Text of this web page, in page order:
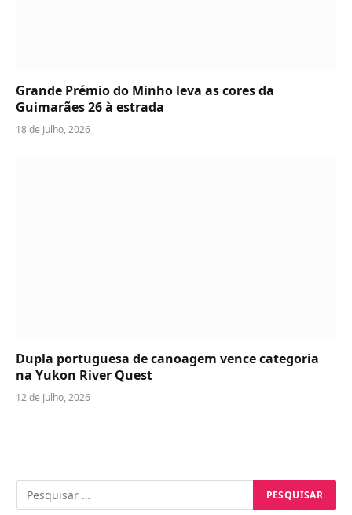
Grande Prémio do Minho leva as cores da
Guimarães 26 à estrada
18 de Julho, 2026
Dupla portuguesa de canoagem vence categoria
na Yukon River Quest
12 de Julho, 2026